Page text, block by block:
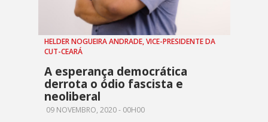
HELDER NOGUEIRA ANDRADE, VICE-PRESIDENTE DA
CUT-CEARÁ
A esperança democrática
derrota o ódio fascista e
neoliberal
09 NOVEMBRO, 2020 - 00H00